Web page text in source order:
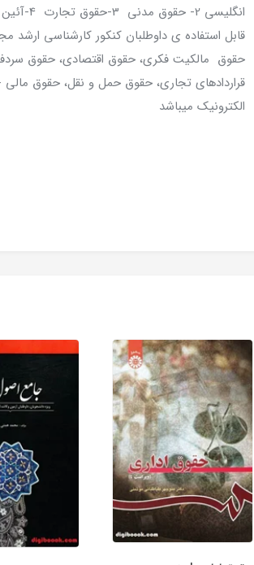
قابل استفاده ی داوطلبان کنکور کارشناسی
حقوق مالکیت فکری، حقوق اقتصادی، حقوق
قراردادهای تجاری، حقوق حمل و نقل، حقوق
الکترونیک میباشد